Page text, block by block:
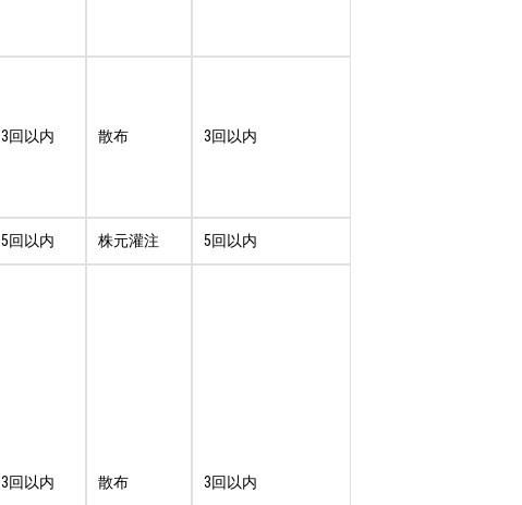
3回以内 散布 3回以内
5回以内 株元灌注 5回以内
3回以内 散布 3回以内